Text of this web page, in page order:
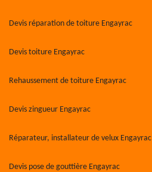
Devis réparation de toiture Engayrac
Devis toiture Engayrac
Rehaussement de toiture Engayrac
Devis zingueur Engayrac
Réparateur, installateur de velux Engayrac
Devis pose de gouttière Engayrac